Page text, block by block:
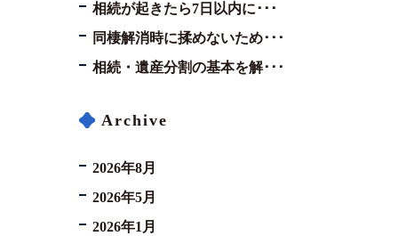
相続が起きたら7日以内に･･･
同棲解消時に揉めないため･･･
相続・遺産分割の基本を解･･･
Archive
2026年8月
2026年5月
2026年1月